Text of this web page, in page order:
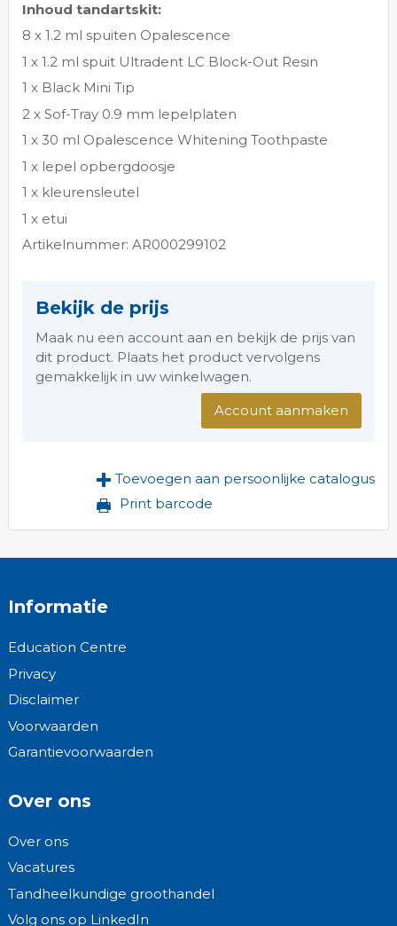
Inhoud tandartskit:
8 x 1.2 ml spuiten Opalescence
1 x 1.2 ml spuit Ultradent LC Block-Out Resin
1 x Black Mini Tip
2 x Sof-Tray 0.9 mm lepelplaten
1 x 30 ml Opalescence Whitening Toothpaste
1 x lepel opbergdoosje
1 x kleurensleutel
1 x etui
Artikelnummer: AR000299102
Bekijk de prijs
Maak nu een account aan en bekijk de prijs van
dit product. Plaats het product vervolgens
gemakkelijk in uw winkelwagen.
Account aanmaken
Toevoegen aan persoonlijke catalogus
Print barcode
Informatie
Education Centre
Privacy
Disclaimer
Voorwaarden
Garantievoorwaarden
Over ons
Over ons
Vacatures
Tandheelkundige groothandel
Volg ons op LinkedIn